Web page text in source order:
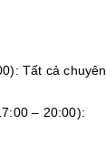
Tất cả chuyên
– 20:00):